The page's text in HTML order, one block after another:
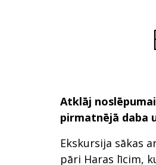
Atklāj
pirmatnējā daba
Ekskursija sākas
pāri Haras līcim,